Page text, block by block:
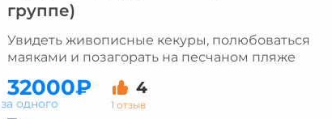
группе)
Увидеть живописные кекуры, полюбоваться
маяками и позагорать на песчаном пляже
32000₽ 4
1 отзыв
за одного